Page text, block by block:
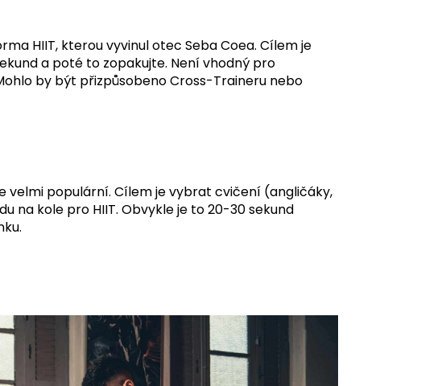
HIIT, kterou vyvinul otec Seba Coea. Cílem je
a poté to zopakujte. Není vhodný pro
by být přizpůsobeno Cross-Traineru nebo
populární. Cílem je vybrat cvičení (angličáky,
na kole pro HIIT. Obvykle je to 20-30 sekund